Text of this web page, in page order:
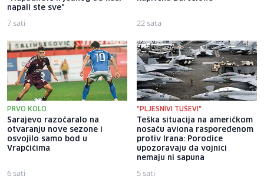
napali ste sve"
7 sati 22 sata
PRVO KOLO
Sarajevo razočaralo na
otvaranju nove sezone i
osvojilo samo bod u
Vrapčićima
6 sati
"PLJESNIVI TUŠEVI"
Teška situacija na američkom
nosaču aviona raspoređenom
protiv Irana: Porodice
upozoravaju da vojnici
nemaju ni sapuna
5 sati